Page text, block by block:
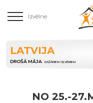
Izvēlne
LATVIJA
DROŠĀ MĀJA DAŽĀDIEM CILVĒKIEM
NO 25.-